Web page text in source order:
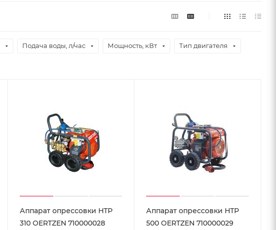
Подача воды, л/час Мощность, кВт Тип двигателя
Аппарат опрессовки НТР
310 OERTZEN 710000028
Аппарат опрессовки НТР
500 OERTZEN 710000029